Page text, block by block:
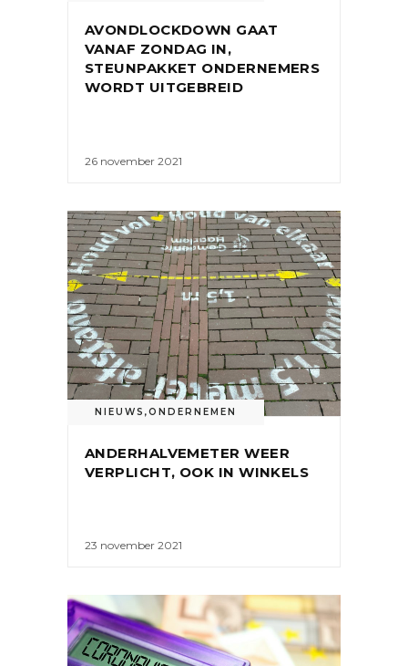
AVONDLOCKDOWN GAAT
VANAF ZONDAG IN,
STEUNPAKKET ONDERNEMERS
WORDT UITGEBREID
26 november 2021
NIEUWS ,ONDERNEMEN
ANDERHALVEMETER WEER
VERPLICHT, OOK IN WINKELS
23 november 2021